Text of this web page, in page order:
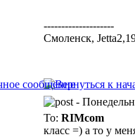
--------------------
Смоленск,
-
To: RIMcom
класс =) а то у